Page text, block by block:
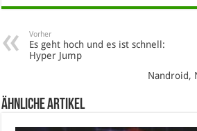
Vorher
Es geht hoch und es ist schnell:
Hyper Jump
Nandroid,
Ähnliche Artikel